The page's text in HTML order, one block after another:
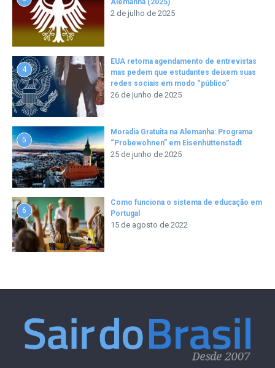
Alemanha (2025)
2 de julho de 2025
4
EUA retoma agendamento de entrevistas
mas pedem que estudantes deixem suas
redes sociais em modo “público”
26 de junho de 2025
5
Moradia Gratuita na Alemanha: Programa
“Probewohnen” em Eisenhüttenstadt
25 de junho de 2025
6
Como funciona o sistema de educação em
Portugal
15 de agosto de 2022